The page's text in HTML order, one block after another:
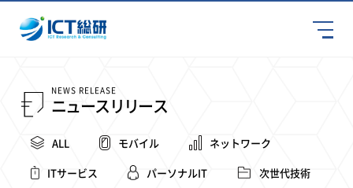
NEWS RELEASE
ニュースリリース
ALL モバイル
ネットワーク
ITサービス
パーソナルIT 次世代技術